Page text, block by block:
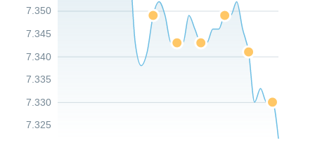
7.325
7.330
7.335
7.340
7.345
7.350